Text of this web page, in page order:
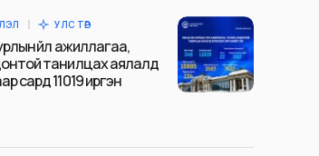
УЛС ТӨР
үйл ажиллагаа,
танилцах аялалд
сард 11019 иргэн